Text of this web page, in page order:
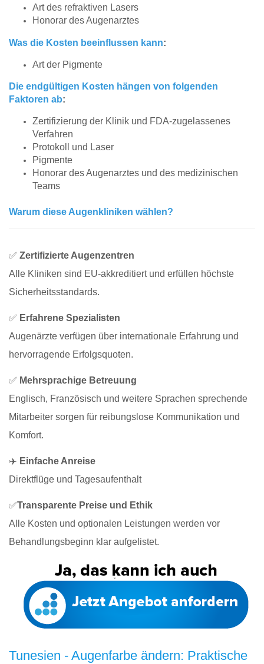
Art des refraktiven Lasers
Honorar des Augenarztes
Was die Kosten beeinflussen kann:
Art der Pigmente
Die endgültigen Kosten hängen von folgenden
Faktoren ab:
Zertifizierung der Klinik und FDA-zugelassenes
Verfahren
Protokoll und Laser
Pigmente
Honorar des Augenarztes und des medizinischen
Teams
Warum diese Augenkliniken wählen?
✅ Zertifizierte Augenzentren
Alle Kliniken sind EU-akkreditiert und erfüllen höchste
Sicherheitsstandards.
✅ Erfahrene Spezialisten
Augenärzte verfügen über internationale Erfahrung und
hervorragende Erfolgsquoten.
✅ Mehrsprachige Betreuung
Englisch, Französisch und weitere Sprachen sprechende
Mitarbeiter sorgen für reibungslose Kommunikation und
Komfort.
✈️ Einfache Anreise
Direktflüge und Tagesaufenthalt
✅Transparente Preise und Ethik
Alle Kosten und optionalen Leistungen werden vor
Behandlungsbeginn klar aufgelistet.
Tunesien - Augenfarbe ändern: Praktische